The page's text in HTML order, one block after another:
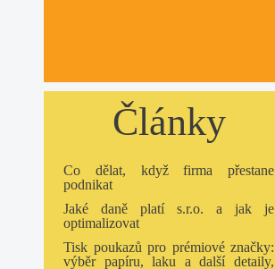
Články
Co dělat, když firma přestane
podnikat
Jaké daně platí s.r.o. a jak je
optimalizovat
Tisk poukazů pro prémiové značky:
výběr papíru, laku a další detaily,